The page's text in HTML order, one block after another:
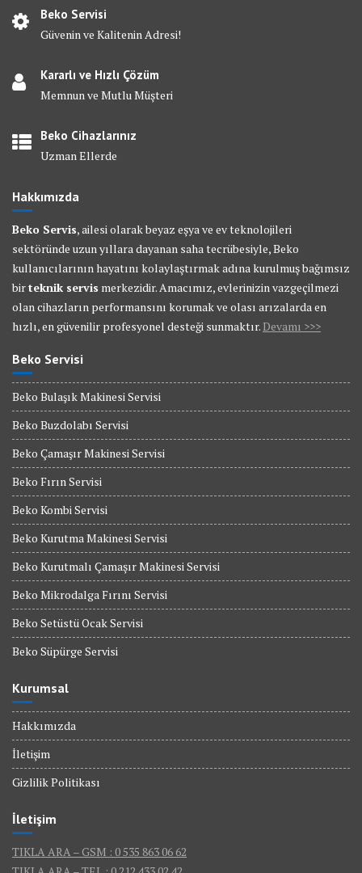
Beko Servisi
Güvenin ve Kalitenin Adresi!
Kararlı ve Hızlı Çözüm
Memnun ve Mutlu Müşteri
Beko Cihazlarınız
Uzman Ellerde
Hakkımızda
Beko Servis, ailesi olarak beyaz eşya ve ev teknolojileri
sektöründe uzun yıllara dayanan saha tecrübesiyle, Beko
kullanıcılarının hayatını kolaylaştırmak adına kurulmuş bağımsız
birteknik servis merkezidir. Amacımız, evlerinizin vazgeçilmezi
olan cihazların performansını korumak ve olası arızalarda en
hızlı, en güvenilir profesyonel desteği sunmaktır. Devamı >>>
Beko Servisi
Beko Bulaşık Makinesi Servisi
Beko Buzdolabı Servisi
Beko Çamaşır Makinesi Servisi
Beko Fırın Servisi
Beko Kombi Servisi
Beko Kurutma Makinesi Servisi
Beko Kurutmalı Çamaşır Makinesi Servisi
Beko Mikrodalga Fırını Servisi
Beko Setüstü Ocak Servisi
Beko Süpürge Servisi
Kurumsal
Hakkımızda
İletişim
Gizlilik Politikası
İletişim
TIKLA ARA – GSM : 0 535 863 06 62